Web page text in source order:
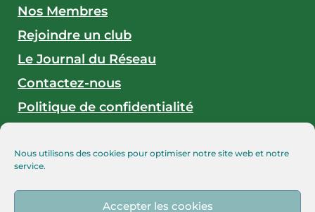
Nous utilisons des cookies pour optimiser notre site web et notre
service.
Accepter les cookies
Nos Membres
Rejoindre un club
Le Journal du Réseau
Contactez-nous
Politique de confidentialité
Les associations accompagnées